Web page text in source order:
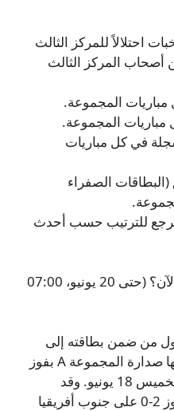
احتلالاً للمركز الثالث
أصحاب المركز الثالث
في كل مباريات
الصفراء
يُرجع للترتيب حسب أحدث
من وصل إلى دور الـ32 حتى الآن؟ (حتى 20 يونيو، 07:00
من ضمن بطاقته إلى
دور خروج المغلوب بعد احتلالها صدارة المجموعة A بفوز
1-0 على كوريا الجنوبية يوم الخميس 18 يونيو. وقد
افتتحت المكسيك مبارياتها بفوز 2-0 على جنوب أفريقيا